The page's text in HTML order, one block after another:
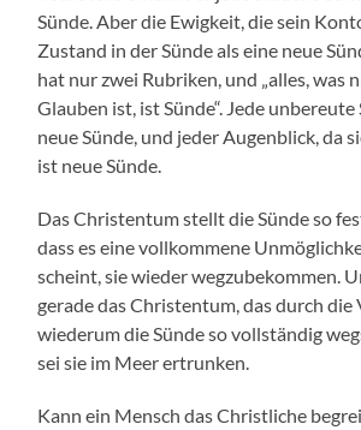
Sünde. Aber die Ewigkeit, die sein
Zustand in der Sünde als eine neue
hat nur zwei Rubriken, und „alles, was
Glauben ist, ist Sünde“. Jede
neue Sünde, und jeder Augenblick, da
ist neue Sünde.
Das Christentum stellt die Sünde so
dass es eine vollkommene
scheint, sie wieder wegzubekommen.
gerade das Christentum, das durch die
wiederum die Sünde so vollständig
sei sie im Meer ertrunken.
Kann ein Mensch das Christliche